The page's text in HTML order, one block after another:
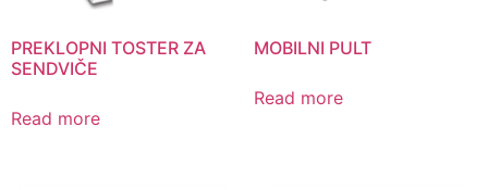
PREKLOPNI TOSTER ZA
SENDVIČE
Read more
MOBILNI PULT
Read more